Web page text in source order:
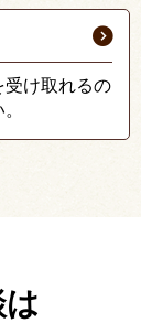
受け取れるの